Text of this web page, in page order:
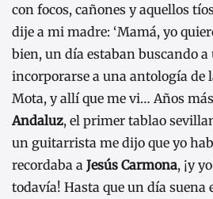
con focos, cañones y aquellos
dije a mi madre: ‘Mamá, yo
bien, un día estaban buscando
incorporarse a una antología de
Mota, y allí que me vi… Años
Andaluz, el primer tablao
un guitarrista me dijo que yo
recordaba a Jesús Carmona, ¡y
todavía! Hasta que un día suena